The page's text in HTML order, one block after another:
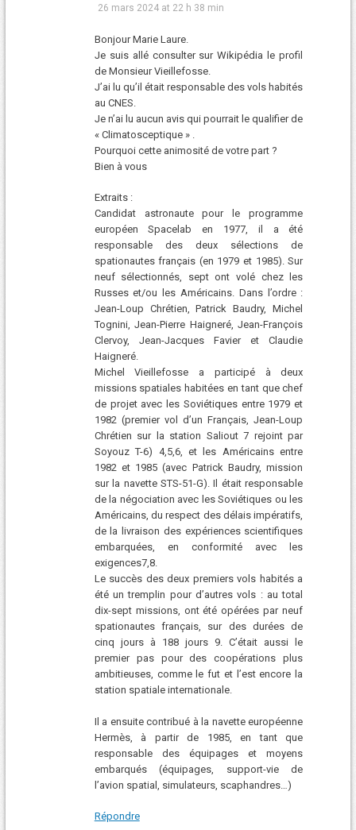
26 mars 2024 at 22 h 38 min
Bonjour Marie Laure.
Je suis allé consulter sur Wikipédia le profil
de Monsieur Vieillefosse.
J’ai lu qu’il était responsable des vols habités
au CNES.
Je n’ai lu aucun avis qui pourrait le qualifier de
« Climatosceptique » .
Pourquoi cette animosité de votre part ?
Bien à vous
Extraits :
Candidat astronaute pour le programme
européen Spacelab en 1977, il a été
responsable des deux sélections de
spationautes français (en 1979 et 1985). Sur
neuf sélectionnés, sept ont volé chez les
Russes et/ou les Américains. Dans l’ordre :
Jean-Loup Chrétien, Patrick Baudry, Michel
Tognini, Jean-Pierre Haigneré, Jean-François
Clervoy, Jean-Jacques Favier et Claudie
Haigneré.
Michel Vieillefosse a participé à deux
missions spatiales habitées en tant que chef
de projet avec les Soviétiques entre 1979 et
1982 (premier vol d’un Français, Jean-Loup
Chrétien sur la station Saliout 7 rejoint par
Soyouz T-6) 4,5,6, et les Américains entre
1982 et 1985 (avec Patrick Baudry, mission
sur la navette STS-51-G). Il était responsable
de la négociation avec les Soviétiques ou les
Américains, du respect des délais impératifs,
de la livraison des expériences scientifiques
embarquées, en conformité avec les
exigences7,8.
Le succès des deux premiers vols habités a
été un tremplin pour d’autres vols : au total
dix-sept missions, ont été opérées par neuf
spationautes français, sur des durées de
cinq jours à 188 jours 9. C’était aussi le
premier pas pour des coopérations plus
ambitieuses, comme le fut et l’est encore la
station spatiale internationale.
Il a ensuite contribué à la navette européenne
Hermès, à partir de 1985, en tant que
responsable des équipages et moyens
embarqués (équipages, support-vie de
l’avion spatial, simulateurs, scaphandres…)
Répondre